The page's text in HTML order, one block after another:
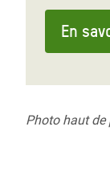
En
Photo haut